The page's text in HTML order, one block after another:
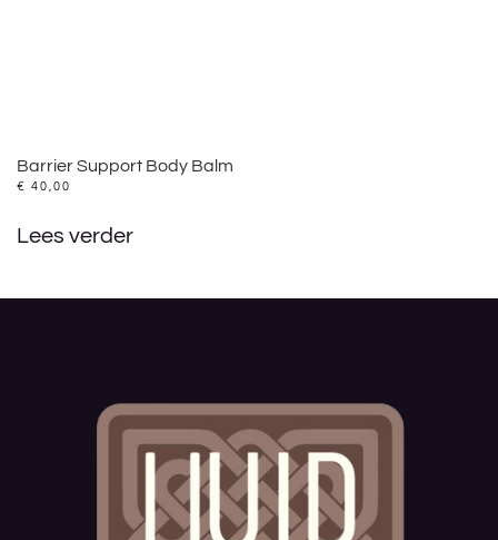
Barrier Support Body Balm
€ 40,00
Lees verder